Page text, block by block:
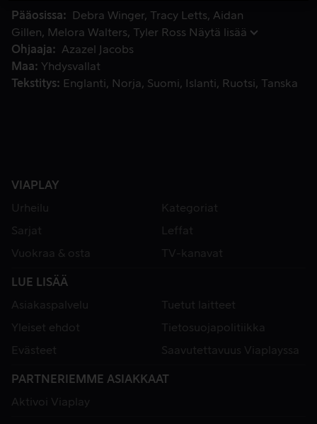
Pääosissa Debra Winger Tracy Letts
Aidan
Gillen
Melora Walters Tyler Ross Näytä lisää
Ohjaaja
Azazel Jacobs
Maa
Yhdysvallat
Tekstitys
Englanti Norja Suomi Islanti Ruotsi Tanska
VIAPLAY
Urheilu
Kategoriat
Sarjat
Leffat
Vuokraa & osta
TV-kanavat
LUE LISÄÄ
Asiakaspalvelu
Tuetut laitteet
Yleiset ehdot
Tietosuojapolitiikka
Evästeet
Saavutettavuus Viaplayssa
PARTNERIEMME ASIAKKAAT
Aktivoi Viaplay